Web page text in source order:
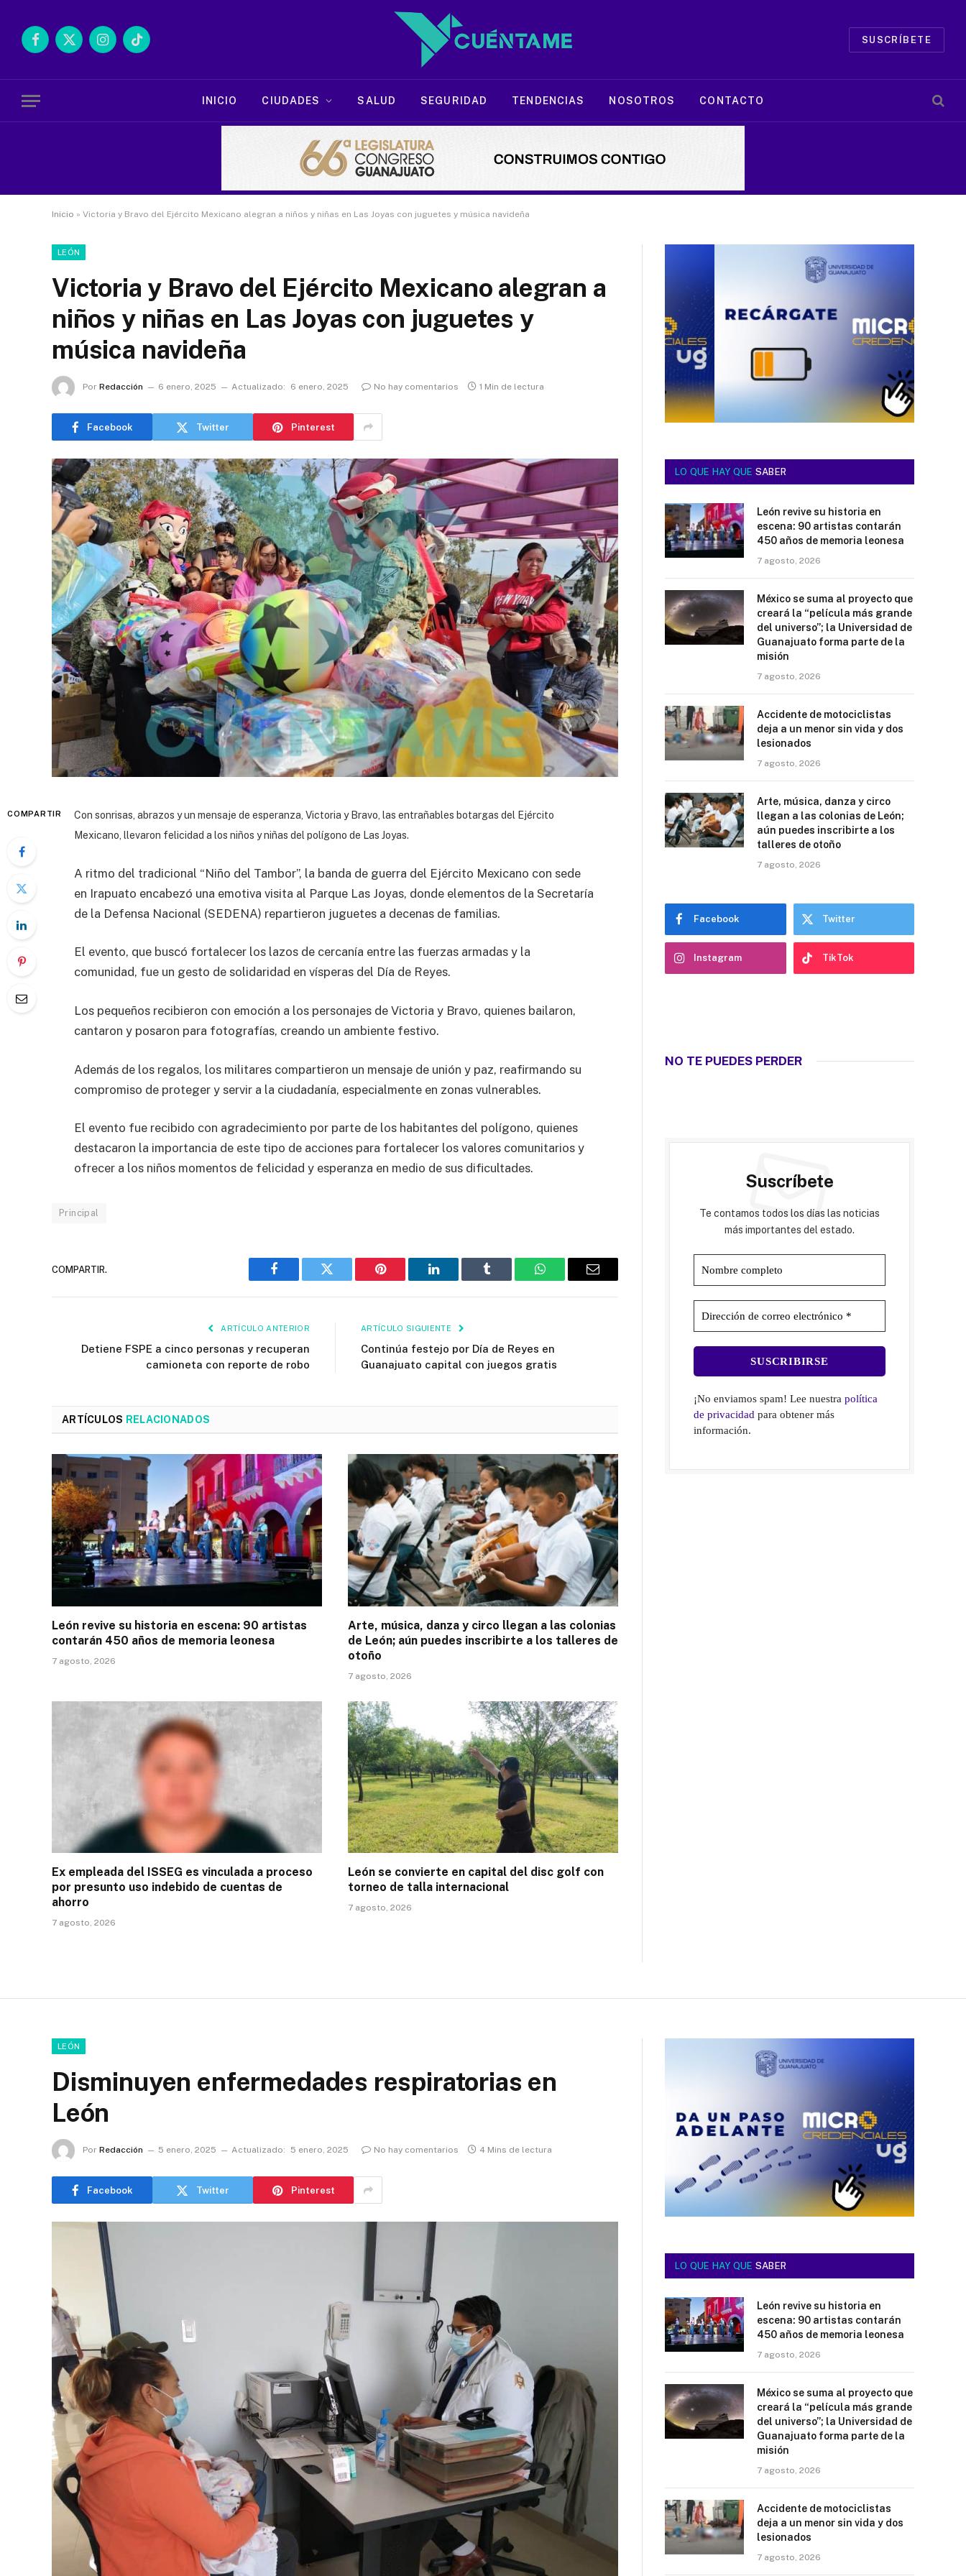
Facebook
X
InstagramTikTok
SUSCRÍBETE
INICIO CIUDADES SALUD SEGURIDAD TENDENCIAS NOSOTROS CONTACTO
Inicio » Victoria y Bravo del Ejército Mexicano alegran a niños y niñas en Las Joyas con juguetes y música navideña
LEÓN
Victoria y Bravo del Ejército Mexicano alegran a
niños y niñas en Las Joyas con juguetes y
música navideña
Por Redacción 6 enero, 2025 Actualizado: 6 enero, 2025 No hay comentarios 1 Min de lectura
Facebook Twitter Pinterest
COMPARTIR
Con sonrisas, abrazos y un mensaje de esperanza, Victoria y Bravo, las entrañables botargas del Ejército
Mexicano, llevaron felicidad a los niños y niñas del polígono de Las Joyas.
A ritmo del tradicional “Niño del Tambor”, la banda de guerra del Ejército Mexicano con sede
en Irapuato encabezó una emotiva visita al Parque Las Joyas, donde elementos de la Secretaría
de la Defensa Nacional (SEDENA) repartieron juguetes a decenas de familias.
El evento, que buscó fortalecer los lazos de cercanía entre las fuerzas armadas y la
comunidad, fue un gesto de solidaridad en vísperas del Día de Reyes.
Los pequeños recibieron con emoción a los personajes de Victoria y Bravo, quienes bailaron,
cantaron y posaron para fotografías, creando un ambiente festivo.
Además de los regalos, los militares compartieron un mensaje de unión y paz, reafirmando su
compromiso de proteger y servir a la ciudadanía, especialmente en zonas vulnerables.
El evento fue recibido con agradecimiento por parte de los habitantes del polígono, quienes
destacaron la importancia de este tipo de acciones para fortalecer los valores comunitarios y
ofrecer a los niños momentos de felicidad y esperanza en medio de sus dificultades.
Principal
COMPARTIR.
Facebook Twitter Pinterest LinkedIn Tumblr WhatsAppEmail
ARTÍCULO ANTERIOR
Detiene FSPE a cinco personas y recuperan
camioneta con reporte de robo
ARTÍCULO SIGUIENTE
Continúa festejo por Día de Reyes en
Guanajuato capital con juegos gratis
ARTÍCULOS RELACIONADOS
León revive su historia en escena: 90 artistas
contarán 450 años de memoria leonesa
7 agosto, 2026
Arte, música, danza y circo llegan a las colonias
de León; aún puedes inscribirte a los talleres de
otoño
7 agosto, 2026
Ex empleada del ISSEG es vinculada a proceso
por presunto uso indebido de cuentas de
ahorro
7 agosto, 2026
León se convierte en capital del disc golf con
torneo de talla internacional
7 agosto, 2026
LO QUE HAY QUE SABER
León revive su historia en
escena: 90 artistas contarán
450 años de memoria leonesa
7 agosto, 2026
México se suma al proyecto que
creará la “película más grande
del universo”; la Universidad de
Guanajuato forma parte de la
misión
7 agosto, 2026
Accidente de motociclistas
deja a un menor sin vida y dos
lesionados
7 agosto, 2026
Arte, música, danza y circo
llegan a las colonias de León;
aún puedes inscribirte a los
talleres de otoño
7 agosto, 2026
Facebook Twitter
Instagram TikTok
NO TE PUEDES PERDER
Suscríbete
Te contamos todos los días las noticias
más importantes del estado.
¡No enviamos spam! Lee nuestrapolítica
de privacidad para obtener más
información.
LEÓN
Disminuyen enfermedades respiratorias en
León
Por Redacción 5 enero, 2025 Actualizado: 5 enero, 2025 No hay comentarios 4 Mins de lectura
Facebook Twitter Pinterest
LO QUE HAY QUE SABER
León revive su historia en
escena: 90 artistas contarán
450 años de memoria leonesa
7 agosto, 2026
México se suma al proyecto que
creará la “película más grande
del universo”; la Universidad de
Guanajuato forma parte de la
misión
7 agosto, 2026
Accidente de motociclistas
deja a un menor sin vida y dos
lesionados
7 agosto, 2026